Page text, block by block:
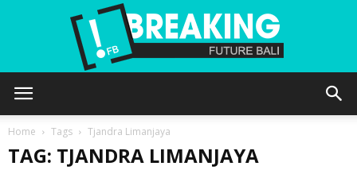
Home Tags Tjandra Limanjaya
TAG: TJANDRA LIMANJAYA